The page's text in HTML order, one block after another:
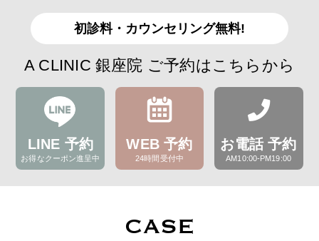
初診料・カウンセリング無料!
A CLINIC 銀座院 ご予約はこちらから
LINE 予約
お得なクーポン進呈中
WEB 予約
24時間受付中
お電話 予約
AM10:00-PM19:00
CASE